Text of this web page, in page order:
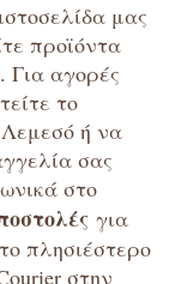
μας
προϊόντα
Για αγορές
το
ή να
σας
στο
για
πλησιέστερο
στην